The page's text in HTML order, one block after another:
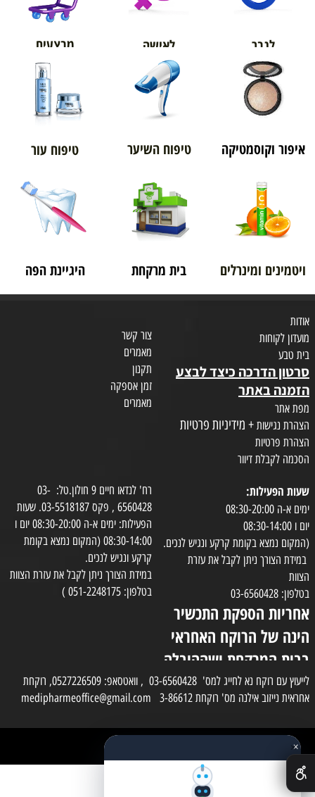
לגבר לאישה מבצעים
איפור וקוסמטיקה טיפוח השיער טיפוח עור
ויטמינים ומינרלים בית מרקחת היגיינת הפה
אודות
מועדון לקוחות
בית טבע
סרטון הדרכה כיצד לבצע
הזמנה באתר
מפת אתר
הצהרת נגישות + מידיניות פרטיות
הצהרת פרטיות
הסכמה לקבלת דיוור
צור קשר
מאמרים
תקנון
זמן אספקה
מאמרים
שעות הפעילות:
ימים א-ה 08:30-20:00
יום ו 08:30-14:00
(המקום נמצא בקומת קרקע ונגיש לנכים.
במידת הצורך ניתן לקבל את עזרת
הצוות
בטלפון: 03-6560428
אחריות הספקת התכשיר
הינה של הרוקח האחראי
בבית המרקחת ושההובלה
בפועל תעשה בעזרת
השליח
רח' לנדאו חיים 9 חולון.טל: 03-
6560428 , פקס 03-5518187. שעות
הפעילות: ימים א-ה 08:30-20:00 יום ו
08:30-14:00 (המקום נמצא בקומת
קרקע ונגיש לנכים.
במידת הצורך ניתן לקבל את עזרת הצוות
בטלפון: 051-2248175 )
לייעוץ עם רוקח נא לחייג למס' 03-6560428 , וואטסאפ: 0527226509, רוקחת
אחראית נייזוב אילנה מס' רוקחת 3-86612 medipharmeoffice@gmail.com
✕×